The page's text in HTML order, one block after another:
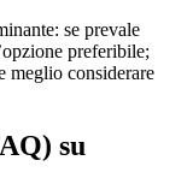
se prevale
preferibile;
meglio considerare
su